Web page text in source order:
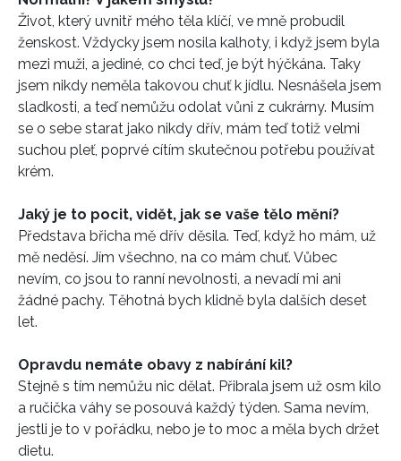
Život, který uvnitř mého těla klíčí, ve mně probudil
ženskost. Vždycky jsem nosila kalhoty, i když jsem byla
mezi muži, a jediné, co chci teď, je být hýčkána. Taky
jsem nikdy neměla takovou chuť k jídlu. Nesnášela jsem
sladkosti, a teď nemůžu odolat vůni z cukrárny. Musím
se o sebe starat jako nikdy dřív, mám teď totiž velmi
suchou pleť, poprvé cítím skutečnou potřebu používat
krém.
Jaký je to pocit, vidět, jak se vaše tělo mění?
Představa břicha mě dřív děsila. Teď, když ho mám, už
mě neděsí. Jím všechno, na co mám chuť. Vůbec
nevím, co jsou to ranní nevolnosti, a nevadí mi ani
žádné pachy. Těhotná bych klidně byla dalších deset
let.
Opravdu nemáte obavy z nabírání kil?
Stejně s tím nemůžu nic dělat. Přibrala jsem už osm kilo
a ručička váhy se posouvá každý týden. Sama nevím,
jestli je to v pořádku, nebo je to moc a měla bych držet
dietu.